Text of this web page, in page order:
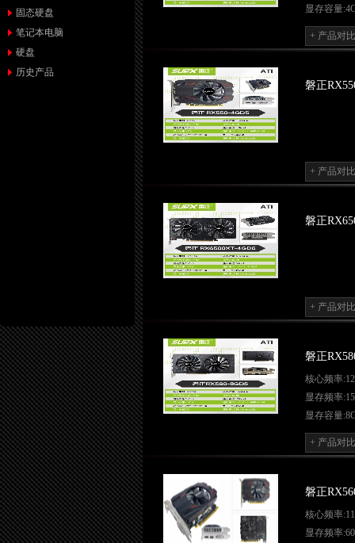
固态硬盘
笔记本电脑
硬盘
历史产品
显存容量
显存类型
显存宽位
输出接口
+ 产品对比
磐正
+ 产品对比
磐正
+ 产品对比
磐正
核心频率
显存频率
显存容量
显存类型
显存宽位
输出接口
+ 产品对比
磐正
核心频率
显存频率